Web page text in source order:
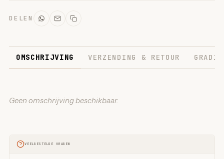
DELEN
OMSCHRIJVING VERZENDING & RETOUR
Geen omschrijving beschikbaar.
VEELGESTELDE VRAGEN